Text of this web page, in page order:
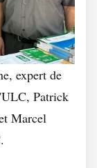
expert de
Patrick
Marcel